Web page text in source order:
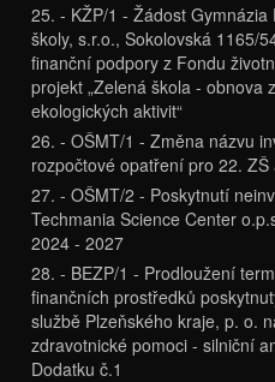
25. - KŽP/1 - Žádost
školy, s.r.o., Sokolovská 1165/
finanční podpory z Fondu
projekt „Zelená škola - obnova
ekologických aktivit“
26. - OŠMT/1 - Změna názvu
rozpočtové opatření pro 22.
27. - OŠMT/2 - Poskytnutí
Techmania Science Center
2024 - 2027
28. - BEZP/1 - Prodloužení
finančních prostředků
službě Plzeňského kraje, p. o.
zdravotnické pomoci - silniční
Dodatku č.1